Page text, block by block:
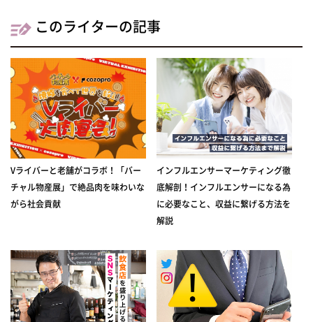
このライターの記事
Vライバーと老舗がコラボ！「バー
チャル物産展」で絶品肉を味わいな
がら社会貢献
インフルエンサーマーケティング徹
底解剖！インフルエンサーになる為
に必要なこと、収益に繋げる方法を
解説